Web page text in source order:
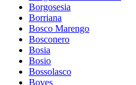
Borgosesia
Borriana
Bosco Marengo
Bosconero
Bosia
Bosio
Bossolasco
Boves